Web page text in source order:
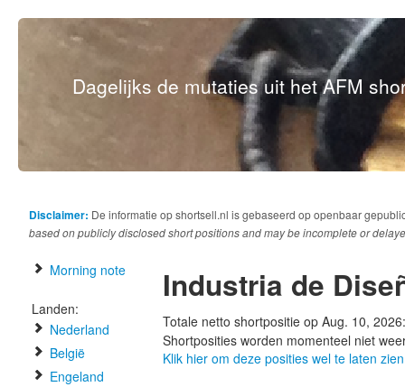
Dagelijks de mutaties uit het AFM
Disclaimer: De informatie op shortsell.nl is gebaseerd op openbaar
based on publicly disclosed short positions and may be incomplete or
Morning note
Landen:
Nederland
België
Engeland
Industria de
Totale netto shortpositie op Aug. 10,
Shortposities worden momenteel niet
Klik hier om deze posities wel te laten zien